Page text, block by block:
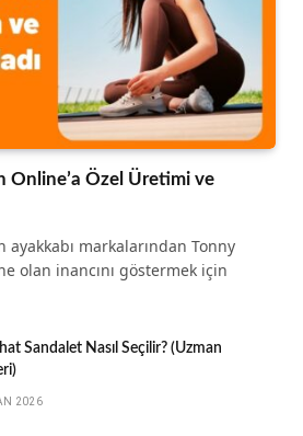
Online’a Özel Üretimi ve
ayakkabı markalarından Tonny
olan inancını göstermek için
Sandalet Nasıl Seçilir? (Uzman
2026